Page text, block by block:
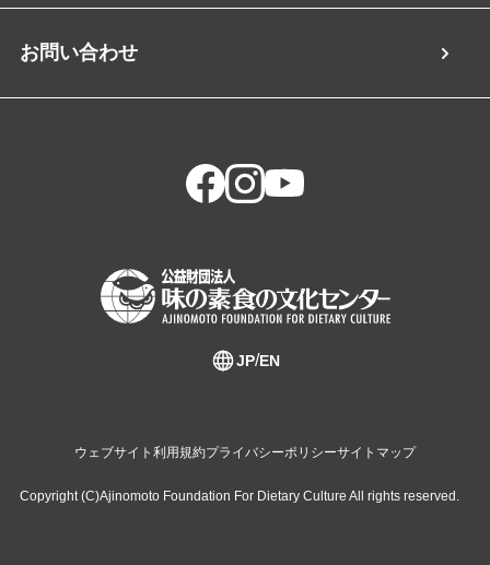
お問い合わせ
JP EN
ウェブサイト利用規約プライバシーポリシーサイトマップ
Copyright (C)Ajinomoto Foundation For Dietary Culture All rights reserved.